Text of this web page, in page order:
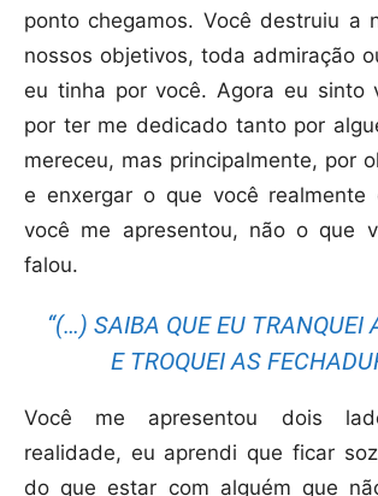
ponto chegamos. Você destruiu a
nossos objetivos, toda admiração
eu tinha por você. Agora eu sinto
por ter me dedicado tanto por
mereceu, mas principalmente, por
e enxergar o que você
você me apresentou, não o que
falou.
“(…) SAIBA QUE EU TRANQUEI
E TROQUEI AS
Você me apresentou dois
realidade, eu aprendi que ficar
do que estar com alguém que